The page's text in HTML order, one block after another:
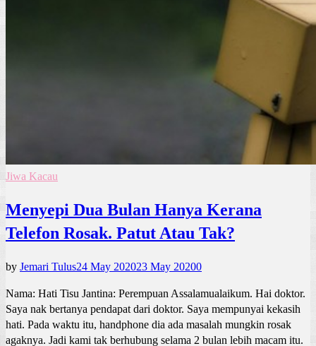
Jiwa Kacau
Menyepi Dua Bulan Hanya Kerana
Telefon Rosak. Patut Atau Tak?
by Jemari Tulus24 May 202023 May 20200
Nama: Hati Tisu Jantina: Perempuan Assalamualaikum. Hai doktor.
Saya nak bertanya pendapat dari doktor. Saya mempunyai kekasih
hati. Pada waktu itu, handphone dia ada masalah mungkin rosak
agaknya. Jadi kami tak berhubung selama 2 bulan lebih macam itu.